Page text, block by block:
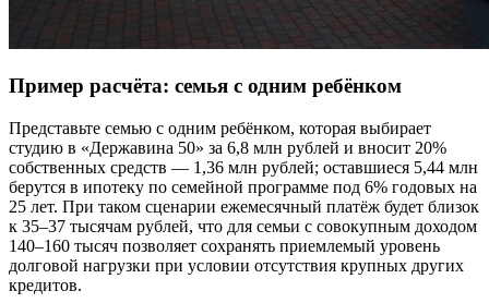
Пример расчёта: семья с одним ребёнком
Представьте семью с одним ребёнком, которая выбирает
студию в «Державина 50» за 6,8 млн рублей и вносит 20%
собственных средств — 1,36 млн рублей; оставшиеся 5,44 млн
берутся в ипотеку по семейной программе под 6% годовых на
25 лет. При таком сценарии ежемесячный платёж будет близок
к 35–37 тысячам рублей, что для семьи с совокупным доходом
140–160 тысяч позволяет сохранять приемлемый уровень
долговой нагрузки при условии отсутствия крупных других
кредитов.